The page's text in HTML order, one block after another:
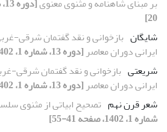
20]
شایگان بازخوانی و نقد گفتمان شرقی-
ایرانی دوران معاصر [دوره 13، شماره 1، 1402، صفحه 1-20]
شریعتی بازخوانی و نقد گفتمان شرقی-
ایرانی دوران معاصر [دوره 13، شماره 1، 1402، صفحه 1-20]
شعر قرن نهم تصحیح ابیاتی از مثنوی
شماره 1، 1402، صفحه 41-55]